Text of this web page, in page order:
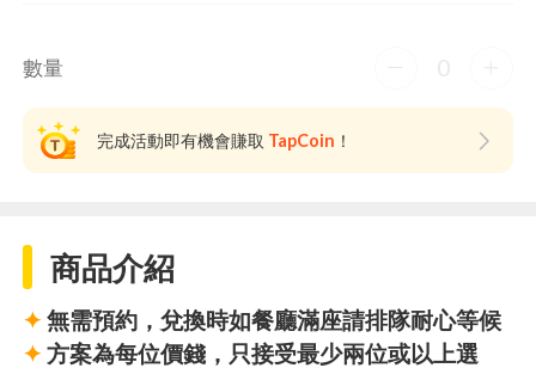
數量 0
完成活動即有機會賺取 TapCoin ！
商品介紹
✦ 無需預約，兌換時如餐廳滿座請排隊耐心等候
✦方案為每位價錢，只接受最少兩位或以上選